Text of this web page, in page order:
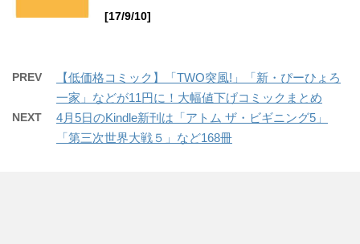
[17/9/10]
PREV
【低価格コミック】「TWO突風!」「新・ぴーひょろ
一家」などが11円に！大幅値下げコミックまとめ
NEXT
4月5日のKindle新刊は「アトム ザ・ビギニング5」
「第三次世界大戦５」など168冊